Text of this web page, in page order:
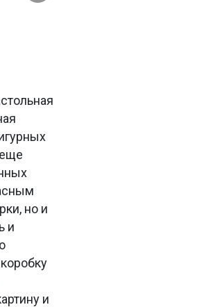
но и
и
и